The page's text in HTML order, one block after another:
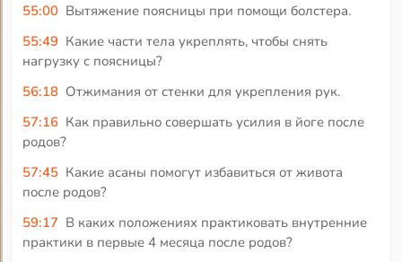
55:00 Вытяжение поясницы при помощи болстера.
55:49 Какие части тела укреплять, чтобы снять
нагрузку с поясницы?
56:18 Отжимания от стенки для укрепления рук.
57:16 Как правильно совершать усилия в йоге после
родов?
57:45 Какие асаны помогут избавиться от живота
после родов?
59:17 В каких положениях практиковать внутренние
практики в первые 4 месяца после родов?